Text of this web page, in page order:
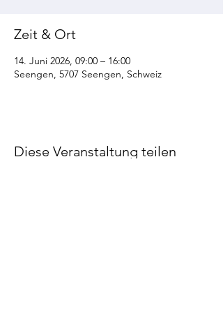
Zeit & Ort
14. Juni 2026, 09:00 – 16:00
Seengen, 5707 Seengen, Schweiz
Diese Veranstaltung teilen